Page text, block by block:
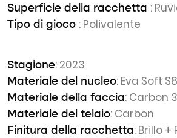
Superficie della racchetta :
Tipo di gioco : Polivalente
Stagione: 2023
Materiale del nucleo: Eva Soft S8
Materiale della faccia: Carbon
Materiale del telaio: Carbon
Finitura della racchetta: Brillo +